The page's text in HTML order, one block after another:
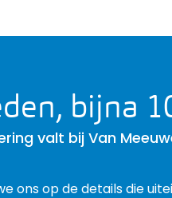
bijna
valt bij Van
ons op de details die